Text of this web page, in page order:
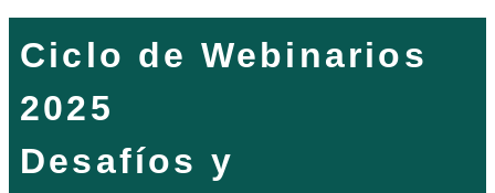
Ciclo de Webinarios
2025
Desafíos y